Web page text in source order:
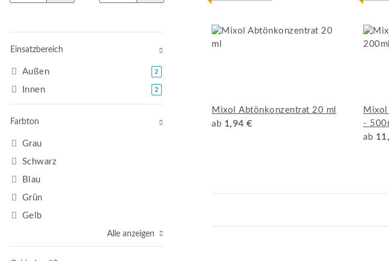
Mixol Abtönkonzentrat 20 ml
ab 1,94 €
Mixol
-
ab
Einsatzbereich
Außen 2Artikel gefunden
Innen 2Artikel gefunden
Farbton
Grau
Schwarz
Blau
Grün
Gelb
Alle anzeigen